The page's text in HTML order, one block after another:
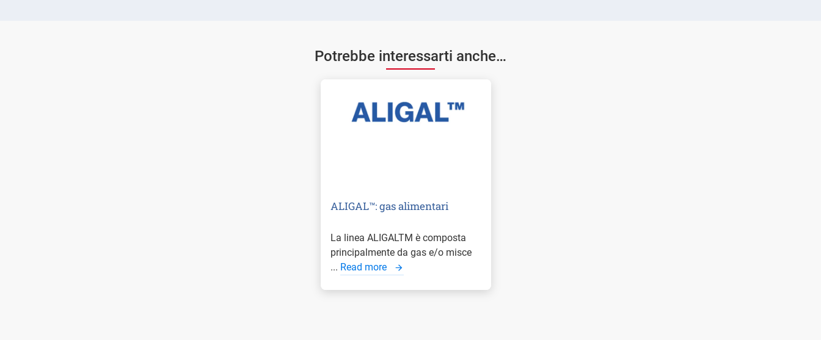
Potrebbe interessarti anche…
ALIGAL™: gas alimentari
La linea ALIGALTM è composta
principalmente da gas e/o misce
... Read more